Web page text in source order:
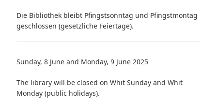
Die Bibliothek bleibt Pfingstsonntag und Pfingstmontag
geschlossen (gesetzliche Feiertage).
Sunday, 8 June and Monday, 9 June 2025
The library will be closed on Whit Sunday and Whit
Monday (public holidays).